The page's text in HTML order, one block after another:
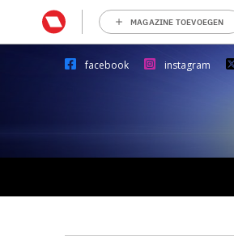
MAGAZINE TOEVOEGEN
facebook instagram